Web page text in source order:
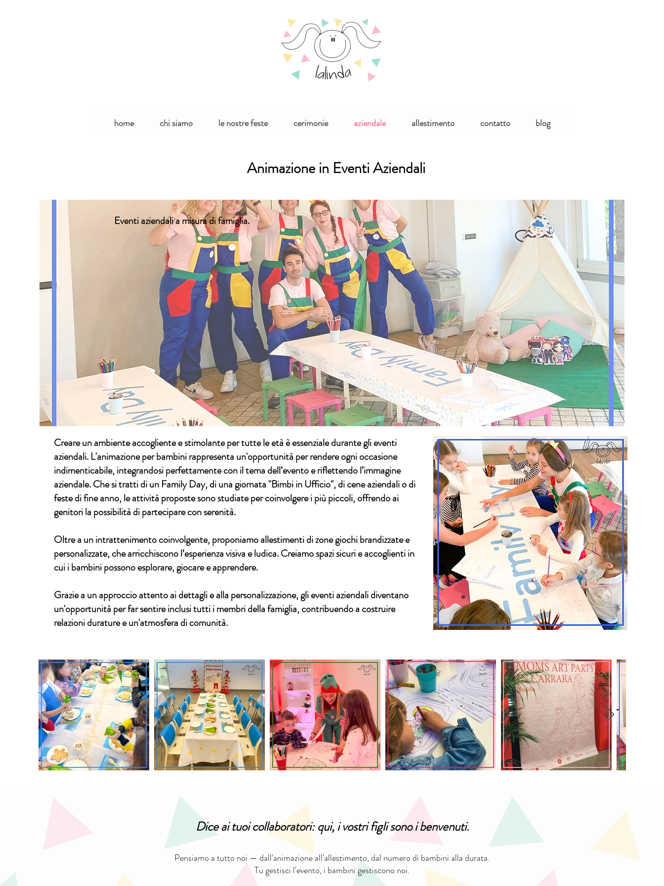
home chi siamo le nostre feste cerimonie aziendale allestimento contatto blog
Animazione in Eventi Aziendali
Eventi aziendali a misura di famiglia.
Creare un ambiente accogliente e stimolante per tutte le età è essenziale durante gli eventi
aziendali. L'animazione per bambini rappresenta un'opportunità per rendere ogni occasione
indimenticabile, integrandosi perfettamente con il tema dell’evento e riflettendo l’immagine
aziendale. Che si tratti di un Family Day, di una giornata "Bimbi in Ufficio", di cene aziendali o di
feste di fine anno, le attività proposte sono studiate per coinvolgere i più piccoli, offrendo ai
genitori la possibilità di partecipare con serenità.
Oltre a un intrattenimento coinvolgente, proponiamo allestimenti di zone giochi brandizzate e
personalizzate, che arricchiscono l’esperienza visiva e ludica. Creiamo spazi sicuri e accoglienti in
cui i bambini possono esplorare, giocare e apprendere.
Grazie a un approccio attento ai dettagli e alla personalizzazione, gli eventi aziendali diventano
un'opportunità per far sentire inclusi tutti i membri della famiglia, contribuendo a costruire
relazioni durature e un'atmosfera di comunità.
Dice ai tuoi collaboratori: qui, i vostri figli sono i benvenuti.
Pensiamo a tutto noi — dall'animazione all'allestimento, dal numero di bambini alla durata.
Tu gestisci l'evento, i bambini gestiscono noi.